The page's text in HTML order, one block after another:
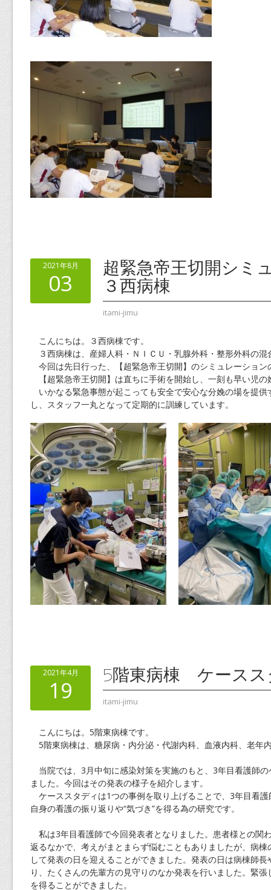
2021年8月
03
超緊急帝王切開シ
３西病棟
itami-jimu
こんにちは。３西病棟です。
３西病棟は、産婦人科・ＮＩＣＵ・乳腺外科・整形外科の混
今回は先日行った、【超緊急帝王切開】のシミュレーション
【超緊急帝王切開】は直ちに手術を開始し、一刻も早い児の
いかなる緊急事態が起こっても安全で安心な分娩の場を提供
し、スタッフ一丸となって定期的に訓練しています。
2021年4月
19
5階東病棟 ケースス
itami-jimu
こんにちは。5階東病棟です。
5階東病棟は、糖尿病・内分泌・代謝内科、血液内科、老年
当院では、3月中旬に感染対策を実施のもと、3年目看護師
ました。今回はその発表の様子を紹介します。
ケーススタディは1つの事例を取り上げることで、3年目看
自身の看護の振り返りや“気づき”を得る為の研究です。
私は3年目看護師で今回発表者となりました。患者様との関
返るなかで、考えがまとまらず悩むこともありましたが、病
して発表の日を迎えることができました。発表の日は病棟師
り、たくさんの先輩方の見守りのなか発表を行いました。緊
を得ることができました。